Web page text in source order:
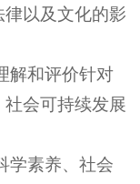
以及文化的影
解和评价针对
会可持续发展
学素养、社会